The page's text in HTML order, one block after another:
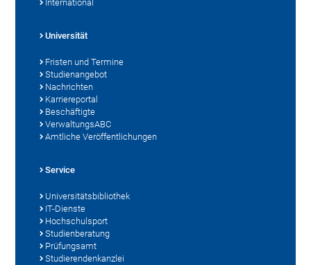
International
Universität
Fristen und Termine
Studienangebot
Nachrichten
Karriereportal
Beschäftigte
VerwaltungsABC
Amtliche Veröffentlichungen
Service
Universitätsbibliothek
IT-Dienste
Hochschulsport
Studienberatung
Prüfungsamt
Studierendenkanzlei